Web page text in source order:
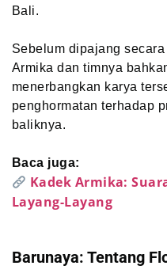
Bali.
Sebelum dipajang
Armika dan timnya
menerbangkan karya
penghormatan terhadap
baliknya.
Baca juga:
Kadek Armika:
Layang-Layang
Barunaya: Tentang